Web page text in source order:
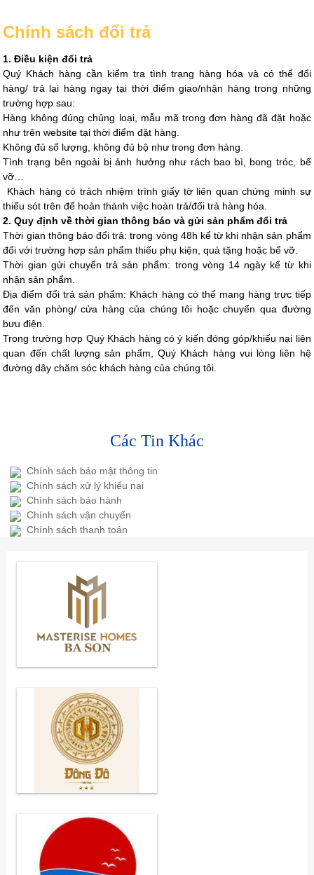
Chính sách đổi trả
1. Điều kiện đổi trả
Quý Khách hàng cần kiểm tra tình trạng hàng hóa và có thể đổi
hàng/ trả lại hàng ngay tại thời điểm giao/nhận hàng trong những
trường hợp sau:
Hàng không đúng chủng loại, mẫu mã trong đơn hàng đã đặt hoặc
như trên website tại thời điểm đặt hàng.
Không đủ số lượng, không đủ bộ như trong đơn hàng.
Tình trạng bên ngoài bị ảnh hưởng như rách bao bì, bong tróc, bể
vỡ…
Khách hàng có trách nhiệm trình giấy tờ liên quan chứng minh sự
thiếu sót trên để hoàn thành việc hoàn trả/đổi trả hàng hóa.
2. Quy định về thời gian thông báo và gửi sản phẩm đổi trả
Thời gian thông báo đổi trả: trong vòng 48h kể từ khi nhận sản phẩm
đối với trường hợp sản phẩm thiếu phụ kiện, quà tặng hoặc bể vỡ.
Thời gian gửi chuyển trả sản phẩm: trong vòng 14 ngày kể từ khi
nhận sản phẩm.
Địa điểm đổi trả sản phẩm: Khách hàng có thể mang hàng trực tiếp
đến văn phòng/ cửa hàng của chúng tôi hoặc chuyển qua đường
bưu điện.
Trong trường hợp Quý Khách hàng có ý kiến đóng góp/khiếu nại liên
quan đến chất lượng sản phẩm, Quý Khách hàng vui lòng liên hệ
đường dây chăm sóc khách hàng của chúng tôi.
Các Tin Khác
Chính sách bảo mật thông tin
Chính sách xử lý khiếu nại
Chính sách bảo hành
Chính sách vận chuyển
Chính sách thanh toán